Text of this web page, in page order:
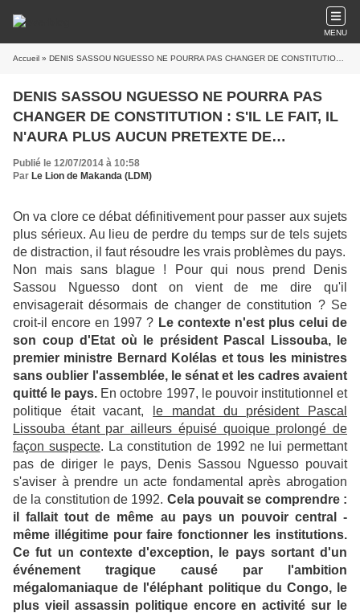
MENU
Accueil » DENIS SASSOU NGUESSO NE POURRA PAS CHANGER DE CONSTITUTION : S'IL LE FAIT, IL N'AURA PLUS AUCUN PRETEXTE DE LEGITIMITE !
DENIS SASSOU NGUESSO NE POURRA PAS
CHANGER DE CONSTITUTION : S'IL LE FAIT, IL
N'AURA PLUS AUCUN PRETEXTE DE
LEGITIMITE !
Publié le 12/07/2014 à 10:58
Par Le Lion de Makanda (LDM)
On va clore ce débat définitivement pour passer aux sujets
plus sérieux. Au lieu de perdre du temps sur de tels sujets
de distraction, il faut résoudre les vrais problèmes du pays.
Non mais sans blague ! Pour qui nous prend Denis
Sassou Nguesso dont on vient de me dire qu'il
envisagerait désormais de changer de constitution ? Se
croit-il encore en 1997 ? Le contexte n'est plus celui de
son coup d'Etat où le président Pascal Lissouba, le
premier ministre Bernard Kolélas et tous les ministres
sans oublier l'assemblée, le sénat et les cadres avaient
quitté le pays. En octobre 1997, le pouvoir institutionnel et
politique était vacant,
le mandat du président Pascal
Lissouba étant par ailleurs épuisé quoique prolongé de
façon suspecte. La constitution de 1992 ne lui permettant
pas de diriger le pays, Denis Sassou Nguesso pouvait
s'aviser à prendre un acte fondamental après abrogation
de la constitution de 1992. Cela pouvait se comprendre :
il fallait tout de même au pays un pouvoir central -
même illégitime pour faire fonctionner les institutions.
Ce fut un contexte d'exception, le pays sortant d'un
événement tragique causé par l'ambition
mégalomaniaque de l'éléphant politique du Congo, le
plus vieil assassin politique encore en activité sur le